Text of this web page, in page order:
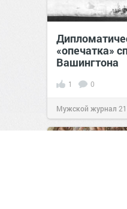
«опечатка»
Вашингтона
1 0
Мужской журнал